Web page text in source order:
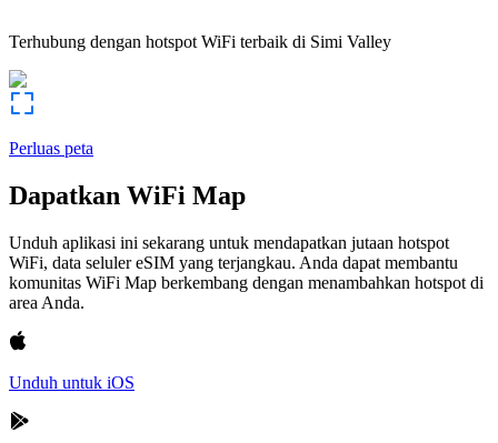
Terhubung dengan hotspot WiFi terbaik di Simi Valley
Perluas peta
Dapatkan WiFi Map
Unduh aplikasi ini sekarang untuk mendapatkan jutaan hotspot
WiFi, data seluler eSIM yang terjangkau. Anda dapat membantu
komunitas WiFi Map berkembang dengan menambahkan hotspot di
area Anda.
Unduh untuk iOS